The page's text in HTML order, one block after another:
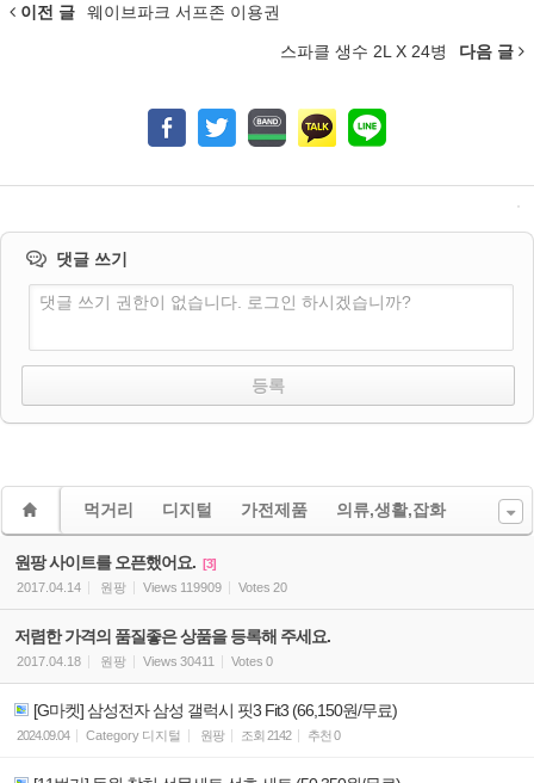
이전 글 웨이브파크 서프존 이용권
스파클 생수 2L X 24병 다음 글
댓글 쓰기
댓글 쓰기 권한이 없습니다. 로그인 하시겠습니까?
먹거리 디지털 가전제품 의류,생활,잡화
원팡 사이트를 오픈했어요. [3]
2017.04.14
원팡 Views 119909 Votes 20
저렴한 가격의 품질좋은 상품을 등록해 주세요.
2017.04.18 원팡 Views 30411 Votes 0
[G마켓] 삼성전자 삼성 갤럭시 핏3 Fit3 (66,150원/무료)
2024.09.04 Category 디지털 원팡 조회 2142 추천 0